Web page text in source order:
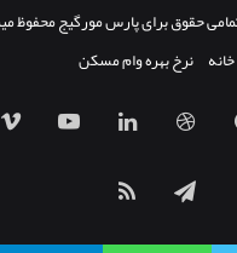
خانه نرخ بهره وام مسکن
‫پین‌ترستدریبببللینکدینیوتیوب
تلگرامخوراک